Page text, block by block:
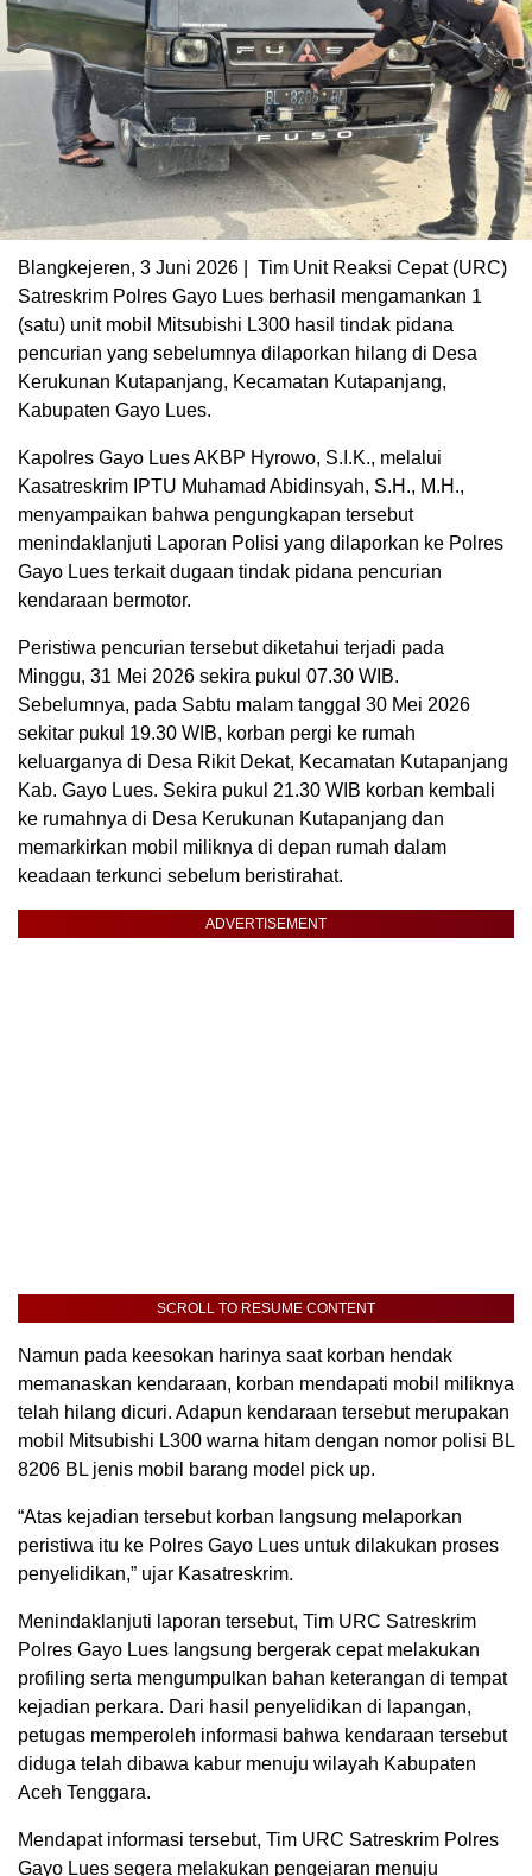
Blangkejeren, 3 Juni 2026 | Tim Unit Reaksi Cepat (URC)
Satreskrim Polres Gayo Lues berhasil mengamankan 1
(satu) unit mobil Mitsubishi L300 hasil tindak pidana
pencurian yang sebelumnya dilaporkan hilang di Desa
Kerukunan Kutapanjang, Kecamatan Kutapanjang,
Kabupaten Gayo Lues.
Kapolres Gayo Lues AKBP Hyrowo, S.I.K., melalui
Kasatreskrim IPTU Muhamad Abidinsyah, S.H., M.H.,
menyampaikan bahwa pengungkapan tersebut
menindaklanjuti Laporan Polisi yang dilaporkan ke Polres
Gayo Lues terkait dugaan tindak pidana pencurian
kendaraan bermotor.
Peristiwa pencurian tersebut diketahui terjadi pada
Minggu, 31 Mei 2026 sekira pukul 07.30 WIB.
Sebelumnya, pada Sabtu malam tanggal 30 Mei 2026
sekitar pukul 19.30 WIB, korban pergi ke rumah
keluarganya di Desa Rikit Dekat, Kecamatan Kutapanjang
Kab. Gayo Lues. Sekira pukul 21.30 WIB korban kembali
ke rumahnya di Desa Kerukunan Kutapanjang dan
memarkirkan mobil miliknya di depan rumah dalam
keadaan terkunci sebelum beristirahat.
ADVERTISEMENT
SCROLL TO RESUME CONTENT
Namun pada keesokan harinya saat korban hendak
memanaskan kendaraan, korban mendapati mobil miliknya
telah hilang dicuri. Adapun kendaraan tersebut merupakan
mobil Mitsubishi L300 warna hitam dengan nomor polisi BL
8206 BL jenis mobil barang model pick up.
“Atas kejadian tersebut korban langsung melaporkan
peristiwa itu ke Polres Gayo Lues untuk dilakukan proses
penyelidikan,” ujar Kasatreskrim.
Menindaklanjuti laporan tersebut, Tim URC Satreskrim
Polres Gayo Lues langsung bergerak cepat melakukan
profiling serta mengumpulkan bahan keterangan di tempat
kejadian perkara. Dari hasil penyelidikan di lapangan,
petugas memperoleh informasi bahwa kendaraan tersebut
diduga telah dibawa kabur menuju wilayah Kabupaten
Aceh Tenggara.
Mendapat informasi tersebut, Tim URC Satreskrim Polres
Gayo Lues segera melakukan pengejaran menuju